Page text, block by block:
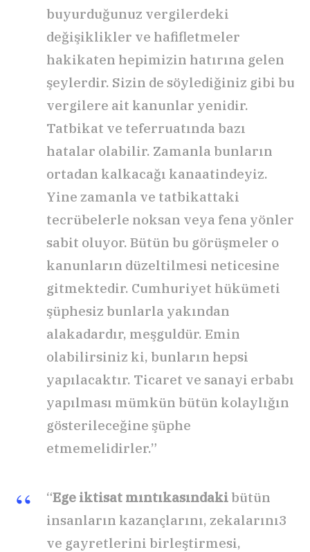
buyurduğunuz vergilerdeki
değişiklikler ve hafifletmeler
hakikaten hepimizin hatırına gelen
şeylerdir. Sizin de söylediğiniz gibi bu
vergilere ait kanunlar yenidir.
Tatbikat ve teferruatında bazı
hatalar olabilir. Zamanla bunların
ortadan kalkacağı kanaatindeyiz.
Yine zamanla ve tatbikattaki
tecrübelerle noksan veya fena yönler
sabit oluyor. Bütün bu görüşmeler o
kanunların düzeltilmesi neticesine
gitmektedir. Cumhuriyet hükümeti
şüphesiz bunlarla yakından
alakadardır, meşguldür. Emin
olabilirsiniz ki, bunların hepsi
yapılacaktır. Ticaret ve sanayi erbabı
yapılması mümkün bütün kolaylığın
gösterileceğine şüphe
etmemelidirler.”
“Ege iktisat mıntıkasındaki bütün
insanların kazançlarını, zekalarını3
ve gayretlerini birleştirmesi,